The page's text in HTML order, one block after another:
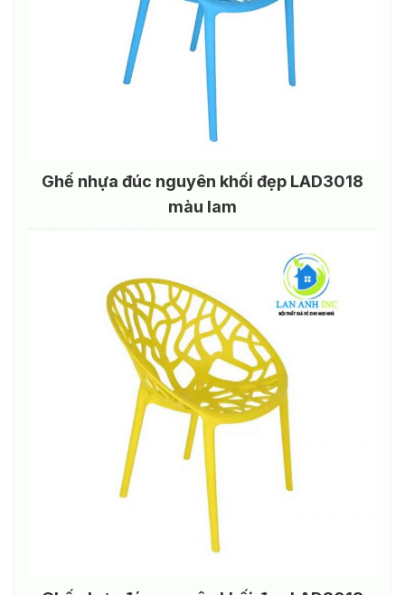
Ghế nhựa đúc nguyên khối đẹp LAD3018
màu lam